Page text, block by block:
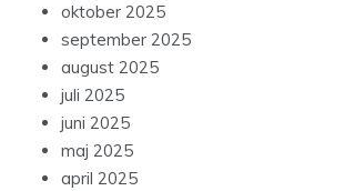
oktober 2025
september 2025
august 2025
juli 2025
juni 2025
maj 2025
april 2025